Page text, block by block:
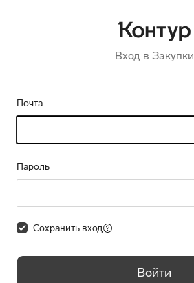
Вход в Закупки
Почта
Пароль
Сохранить вход
Войти